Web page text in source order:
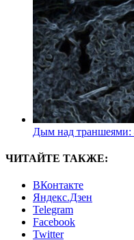
Дым над траншеями:
ЧИТАЙТЕ ТАКЖЕ:
ВКонтакте
Яндекс.Дзен
Telegram
Facebook
Twitter